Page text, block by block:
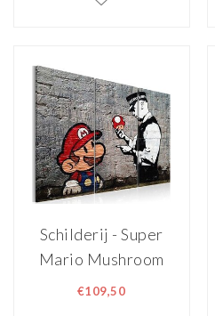
Schilderij - Super
Mario Mushroom
Cop by Banksy
€109,50